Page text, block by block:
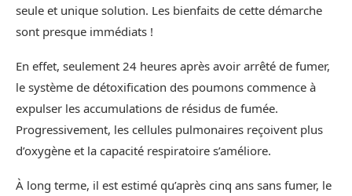
seule et unique solution. Les bienfaits de cette démarche
sont presque immédiats !
En effet, seulement 24 heures après avoir arrêté de fumer,
le système de détoxification des poumons commence à
expulser les accumulations de résidus de fumée.
Progressivement, les cellules pulmonaires reçoivent plus
d’oxygène et la capacité respiratoire s’améliore.
À long terme, il est estimé qu’après cinq ans sans fumer, le